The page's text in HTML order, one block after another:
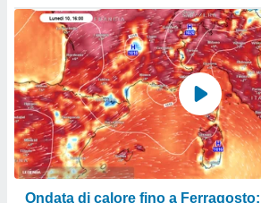
Ondata di calore fino a